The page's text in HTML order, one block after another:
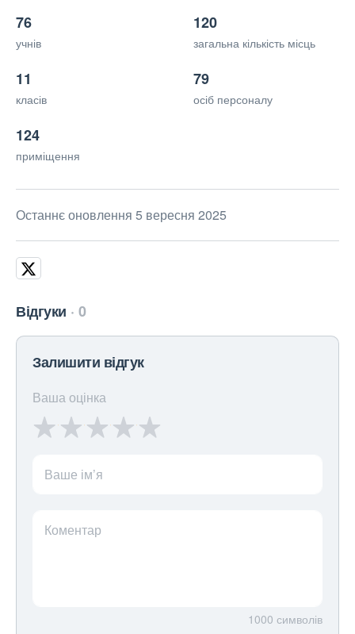
76
учнів
120
загальна кількість місць
11
класів
79
осіб персоналу
124
приміщення
Останнє оновлення 5 вересня 2025
Відгуки 0
Залишити відгук
Ваша оцінка
Ваше ім’я
Коментар
1000 символів